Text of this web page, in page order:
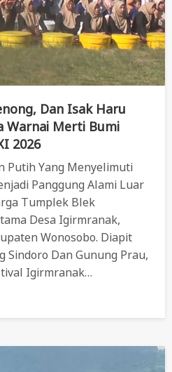
Dan Isak Haru
Warnai Merti Bumi
2026
Putih Yang Menyelimuti
Panggung Alami Luar
Tumplek Blek
Desa Igirmranak,
Wonosobo. Diapit
Sindoro Dan Gunung Prau,
Igirmranak…